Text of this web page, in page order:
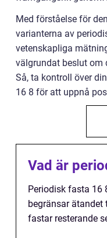
Med förståelse för
varianterna av
vetenskapliga
välgrundat beslut om
Så, ta kontroll över
16 8 för att uppnå
Vad är
Periodisk fasta 16
begränsar
fastar resterande